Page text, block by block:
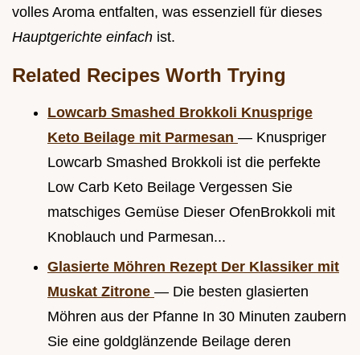
volles Aroma entfalten, was essenziell für dieses
Hauptgerichte einfach ist.
Related Recipes Worth Trying
Lowcarb Smashed Brokkoli Knusprige
Keto Beilage mit Parmesan — Knuspriger
Lowcarb Smashed Brokkoli ist die perfekte
Low Carb Keto Beilage Vergessen Sie
matschiges Gemüse Dieser OfenBrokkoli mit
Knoblauch und Parmesan...
Glasierte Möhren Rezept Der Klassiker mit
Muskat Zitrone — Die besten glasierten
Möhren aus der Pfanne In 30 Minuten zaubern
Sie eine goldglänzende Beilage deren